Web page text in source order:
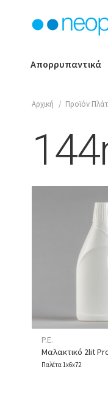
Απορρυπαντικά
Αρχική / Προϊόν
P.E.
Μαλακτικό 2lit
Παλέτα 1x6x72